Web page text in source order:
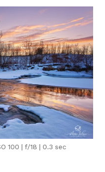
100 | f/18 | 0.3 sec